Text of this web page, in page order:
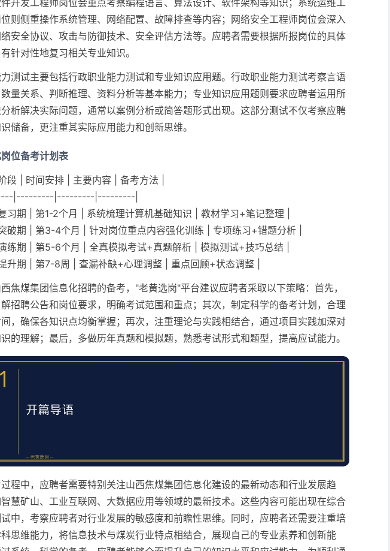
开发工程师岗位会重点考察编程语言、算法设计、软件架构等知识；系统运维工
则侧重操作系统管理、网络配置、故障排查等内容；网络安全工程师岗位会深入
安全协议、攻击与防御技术、安全评估方法等。应聘者需要根据所报岗位的具体
针对性地复习相关专业知识。
测试主要包括行政职业能力测试和专业知识应用题。行政职业能力测试考察言语
量关系、判断推理、资料分析等基本能力；专业知识应用题则要求应聘者运用所
析解决实际问题，通常以案例分析或简答题形式出现。这部分测试不仅考察应聘
储备，更注重其实际应用能力和创新思维。
位备考计划表
段 | 时间安排 | 主要内容 | 备考方法 |
|---------|---------|---------|
习期 | 第1-2个月 | 系统梳理计算机基础知识 | 教材学习+笔记整理 |
突破期 | 第3-4个月 | 针对岗位重点内容强化训练 | 专项练习+错题分析 |
演练期 | 第5-6个月 | 全真模拟考试+真题解析 | 模拟测试+技巧总结 |
提升期 | 第7-8周 | 查漏补缺+心理调整 | 重点回顾+状态调整 |
焦煤集团信息化招聘的备考，"老黄选岗"平台建议应聘者采取以下策略：首先，
招聘公告和岗位要求，明确考试范围和重点；其次，制定科学的备考计划，合理
，确保各知识点均衡掌握；再次，注重理论与实践相结合，通过项目实践加深对
的理解；最后，多做历年真题和模拟题，熟悉考试形式和题型，提高应试能力。
程中，应聘者需要特别关注山西焦煤集团信息化建设的最新动态和行业发展趋
慧矿山、工业互联网、大数据应用等领域的最新技术。这些内容可能出现在综合
中，考察应聘者对行业发展的敏感度和前瞻性思维。同时，应聘者还需要注重培
思维能力，将信息技术与煤炭行业特点相结合，展现自己的专业素养和创新能